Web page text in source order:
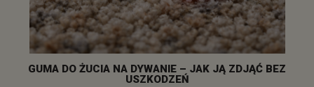
GUMA DO ŻUCIA NA DYWANIE – JAK JĄ ZDJĄĆ BEZ
USZKODZEŃ